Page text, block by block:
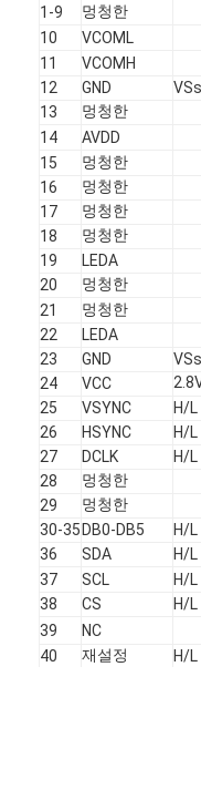
뉴스
사례
견적 요청
TFT LCD 디스플레이
IPS TFT LCD 디스플
정사각형 LCD 디스
원형 LCD 디스플레이
e-잉크 전자신문 디
TFT LCD 용량 터치
TFT LCD 저항성
PMOLED 디스플레이
TF TFT LCD 디스플
RF TFT LCD 디스플
1-9
멍청한
10
VCOML
11
VCOMH
12
GND VSs
13
멍청한
14
AVDD
15
멍청한
16
멍청한
17
멍청한
18
멍청한
19
LEDA
20
멍청한
21
멍청한
22
LEDA
23
GND VSs
24
VCC
25
VSYNC H/L
26
HSYNC H/L
27
DCLK H/L
28
멍청한
29
멍청한
30-35DB0-DB5 H/L
36
SDA H/L
37
SCL H/L
38
CS H/L
39
NC
40
재설정 H/L